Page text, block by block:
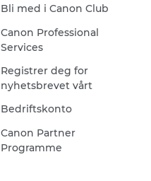
Bli med i Canon Club
Canon Professional
Services
Registrer deg for
nyhetsbrevet vårt
Bedriftskonto
Canon Partner
Programme